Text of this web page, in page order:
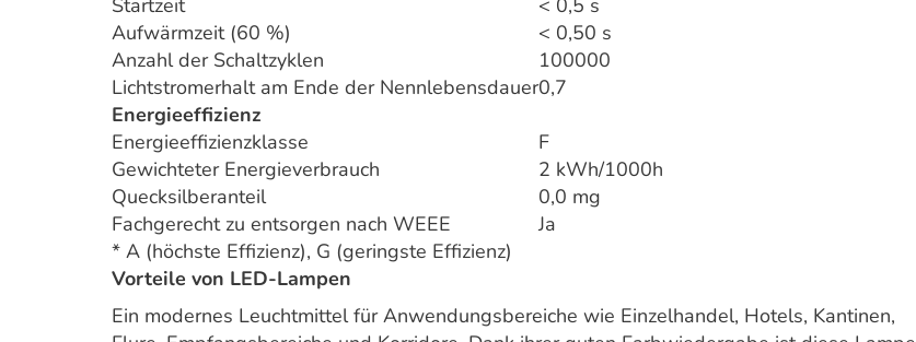
Startzeit
< 0,5 s
Aufwärmzeit (60 %)
< 0,50 s
Anzahl der Schaltzyklen
100000
Lichtstromerhalt am Ende der Nennlebensdauer0,7
Energieeffizienz
Energieeffizienzklasse
F
Gewichteter Energieverbrauch
2 kWh/1000h
Quecksilberanteil
0,0 mg
Fachgerecht zu entsorgen nach WEEE
Ja
* A (höchste Effizienz), G (geringste Effizienz)
Vorteile von LED-Lampen
Ein modernes Leuchtmittel für Anwendungsbereiche wie Einzelhandel, Hotels, Kantinen,